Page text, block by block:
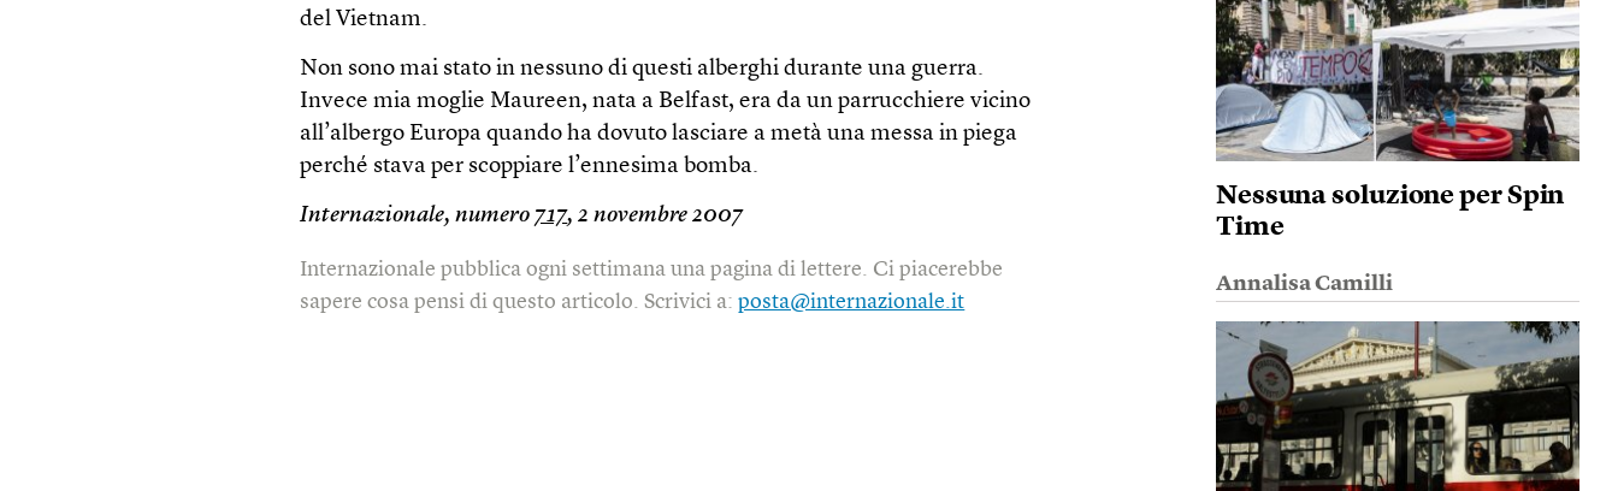
del Vietnam.
Non sono mai stato in nessuno di questi alberghi durante una guerra.
Invece mia moglie Maureen, nata a Belfast, era da un parrucchiere vicino
all’albergo Europa quando ha dovuto lasciare a metà una messa in piega
perché stava per scoppiare l’ennesima bomba.
Internazionale, numero 717, 2 novembre 2007
Internazionale pubblica ogni settimana una pagina di lettere. Ci piacerebbe
sapere cosa pensi di questo articolo. Scrivici a:posta@internazionale.it
Nessuna soluzione per Spin
Time
Annalisa Camilli